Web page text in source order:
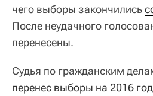
чего выборы закончились
После неудачного
перенесены.
Судья по гражданским
перенес выборы на 2016 год